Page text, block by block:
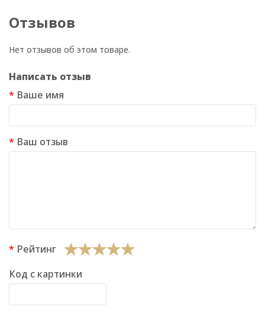
Отзывов
Нет отзывов об этом товаре.
Написать отзыв
Ваше имя
Ваш отзыв
Рейтинг
Код с картинки